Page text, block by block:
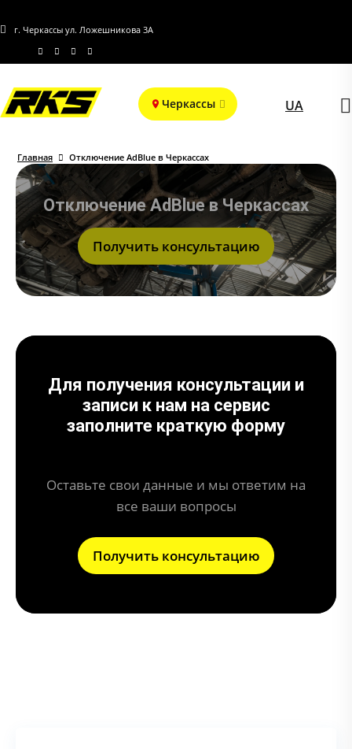
г. Черкассы ул. Ложешникова 3А
Черкассы UA
Главная Отключение AdBlue в Черкассах
Отключение AdBlue в Черкассах
Получить консультацию
Для получения консультации и
записи к нам на сервис
заполните краткую форму
Оставьте свои данные и мы ответим на
все ваши вопросы
Получить консультацию